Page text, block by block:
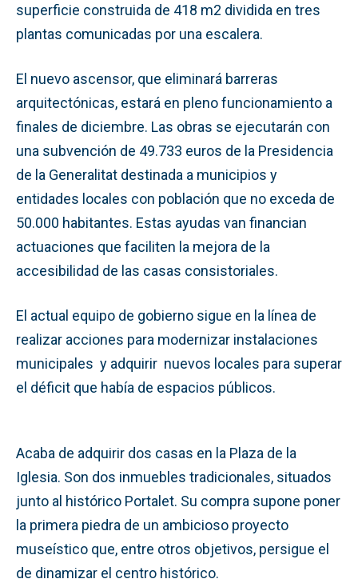
superficie construida de 418 m2 dividida en tres
plantas comunicadas por una escalera.
El nuevo ascensor, que eliminará barreras
arquitectónicas, estará en pleno funcionamiento a
finales de diciembre. Las obras se ejecutarán con
una subvención de 49.733 euros de la Presidencia
de la Generalitat destinada a municipios y
entidades locales con población que no exceda de
50.000 habitantes. Estas ayudas van financian
actuaciones que faciliten la mejora de la
accesibilidad de las casas consistoriales.
El actual equipo de gobierno sigue en la línea de
realizar acciones para modernizar instalaciones
municipales y adquirir nuevos locales para superar
el déficit que había de espacios públicos.
Acaba de adquirir dos casas en la Plaza de la
Iglesia. Son dos inmuebles tradicionales, situados
junto al histórico Portalet. Su compra supone poner
la primera piedra de un ambicioso proyecto
museístico que, entre otros objetivos, persigue el
de dinamizar el centro histórico.